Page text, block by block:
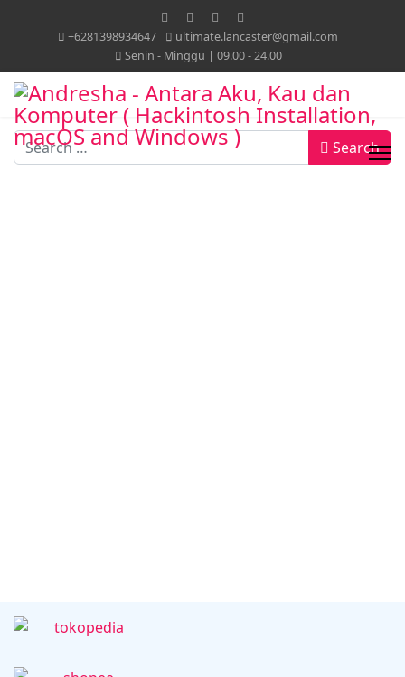
+6281398934647
ultimate.lancaster@gmail.com
Senin - Minggu | 09.00 - 24.00
Search Search